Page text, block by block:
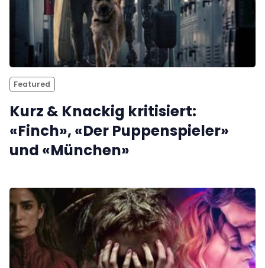
Featured
Kurz & Knackig kritisiert:
«Finch», «Der Puppenspieler»
und «München»